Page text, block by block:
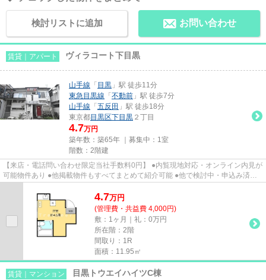
検討リストに追加 お問い合わせ
賃貸｜アパート ヴィラコート下目黒
山手線 「 目黒 」駅 徒歩11分
東急目黒線 「 不動前 」駅 徒歩7分
山手線 「 五反田 」駅 徒歩18分
東京都目黒区下目黒 ２丁目
4.7万円
築年数：築65年 ｜募集中： 1室
階数：2階建
【来店・電話問い合わせ限定当社手数料0円】 ●内覧現地対応・オンライン内見が
可能物件あり ●他掲載物件もすべてまとめて紹介可能 ●他で検討中・申込み済み
4.7万円
(管理費・共益費 4,000円)
敷：1ヶ月｜礼：0万円
所在階：2階
間取り：1R
面積：11.95㎡
賃貸｜マンション 目黒トウエイハイツC棟